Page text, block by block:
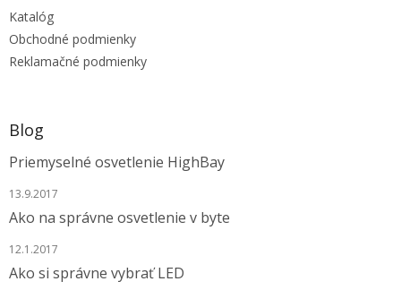
Katalóg
Obchodné podmienky
Reklamačné podmienky
Blog
Priemyselné osvetlenie HighBay
13.9.2017
Ako na správne osvetlenie v byte
12.1.2017
Ako si správne vybrať LED